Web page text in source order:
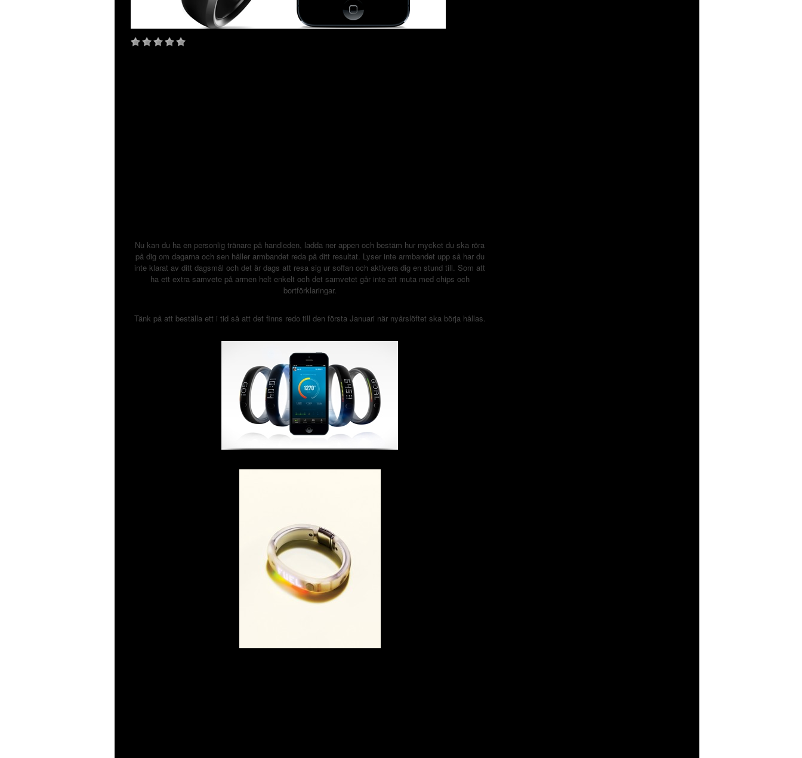
Nu kan du ha en personlig tränare på handleden, ladda ner appen och bestäm hur mycket du ska röra
på dig om dagarna och sen håller armbandet reda på ditt resultat. Lyser inte armbandet upp så har du
inte klarat av ditt dagsmål och det är dags att resa sig ur soffan och aktivera dig en stund till. Som att
ha ett extra samvete på armen helt enkelt och det samvetet går inte att muta med chips och
bortförklaringar.
Tänk på att beställa ett i tid så att det finns redo till den första Januari när nyårslöftet ska börja hållas.